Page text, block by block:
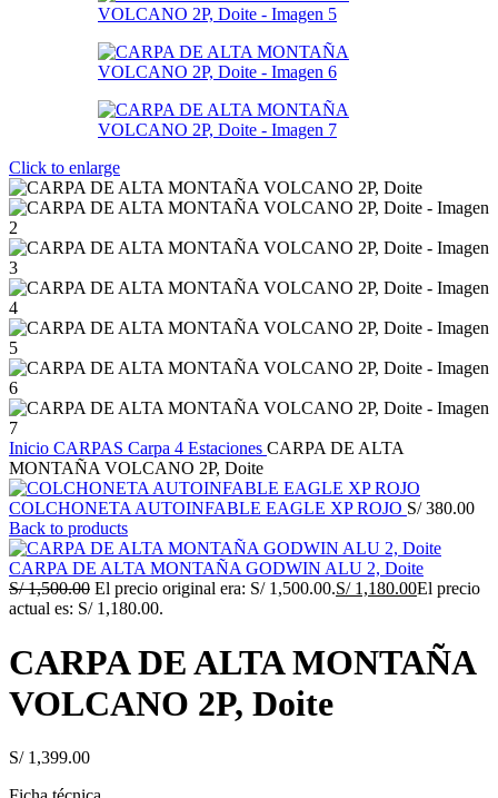
Click to enlarge
Inicio CARPAS Carpa 4 Estaciones CARPA DE ALTA
MONTAÑA VOLCANO 2P, Doite
COLCHONETA AUTOINFABLE EAGLE XP ROJO S/380.00
Back to products
CARPA DE ALTA MONTAÑA GODWIN ALU 2, Doite
S/1,500.00 El precio original era: S/ 1,500.00.S/1,180.00El precio
actual es: S/ 1,180.00.
CARPA DE ALTA MONTAÑA
VOLCANO 2P, Doite
S/1,399.00